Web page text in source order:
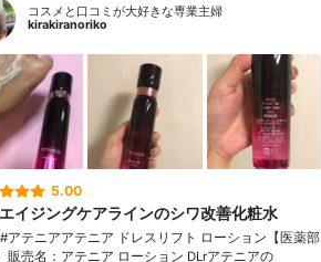
コスメと口コミが大好きな専業主婦
kirakiranoriko
5.00
イジングケアラインのシワ改善化粧水
#アテニアアテニア ドレスリフト ローション【医薬部
販売名：アテニア ローション DLrアテニアの